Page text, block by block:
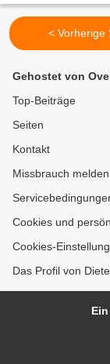
< Vorherige
Gehostet von
Top-Beiträge
Seiten
Kontakt
Missbrauch melden
Cookies und
Cookies-
Das Profil von